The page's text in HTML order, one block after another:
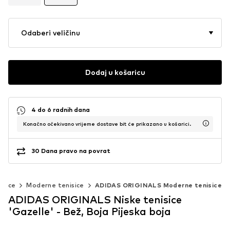
Odaberi veličinu
Dodaj u košaricu
4 do 6 radnih dana
Konačno očekivano vrijeme dostave bit će prikazano u košarici.
30 Dana pravo na povrat
Moderne tenisice ADIDAS ORIGINALS Moderne tenisice
ADIDAS ORIGINALS Niske tenisice
'Gazelle' - Bež, Boja Pijeska boja